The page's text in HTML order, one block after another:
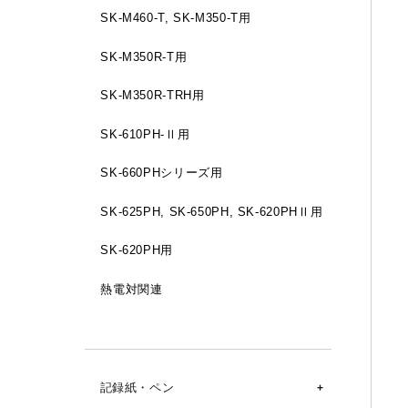
SK-M460-T, SK-M350-T用
SK-M350R-T用
SK-M350R-TRH用
SK-610PH-Ⅱ用
SK-660PHシリーズ用
SK-625PH, SK-650PH, SK-620PHⅡ用
SK-620PH用
熱電対関連
記録紙・ペン